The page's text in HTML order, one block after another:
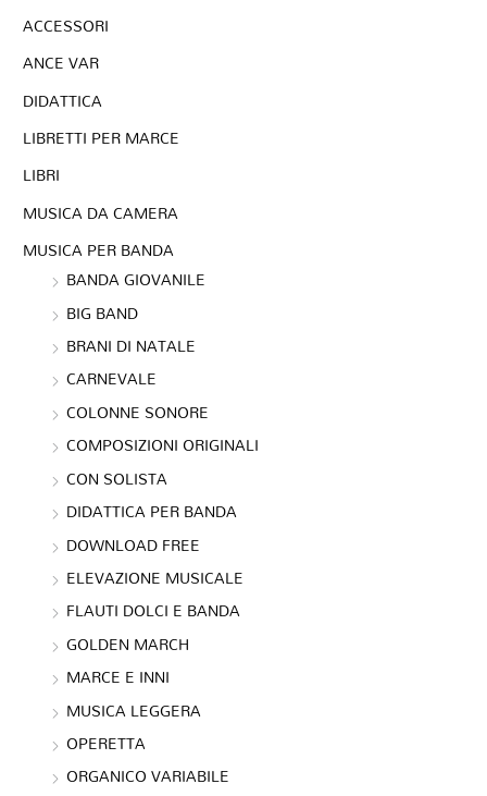
ACCESSORI
ANCE VAR
DIDATTICA
LIBRETTI PER MARCE
LIBRI
MUSICA DA CAMERA
MUSICA PER BANDA
BANDA GIOVANILE
BIG BAND
BRANI DI NATALE
CARNEVALE
COLONNE SONORE
COMPOSIZIONI ORIGINALI
CON SOLISTA
DIDATTICA PER BANDA
DOWNLOAD FREE
ELEVAZIONE MUSICALE
FLAUTI DOLCI E BANDA
GOLDEN MARCH
MARCE E INNI
MUSICA LEGGERA
OPERETTA
ORGANICO VARIABILE